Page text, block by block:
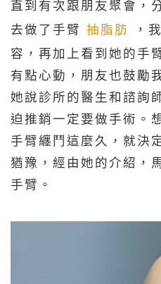
直到有次跟朋友聚會，
去做了手臂 抽脂肪
，
容，再加上看到她的手
有點心動，朋友也鼓勵
她說診所的醫生和諮詢
迫推銷一定要做手術。
手臂纏鬥這麼久，就決
猶豫，經由她的介紹，
手臂。